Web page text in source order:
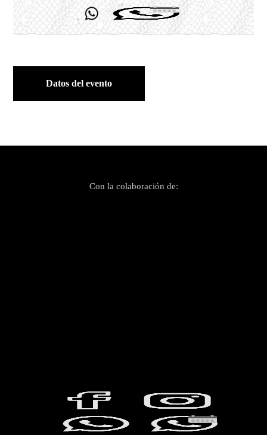
Datos del evento
Con la colaboración de: